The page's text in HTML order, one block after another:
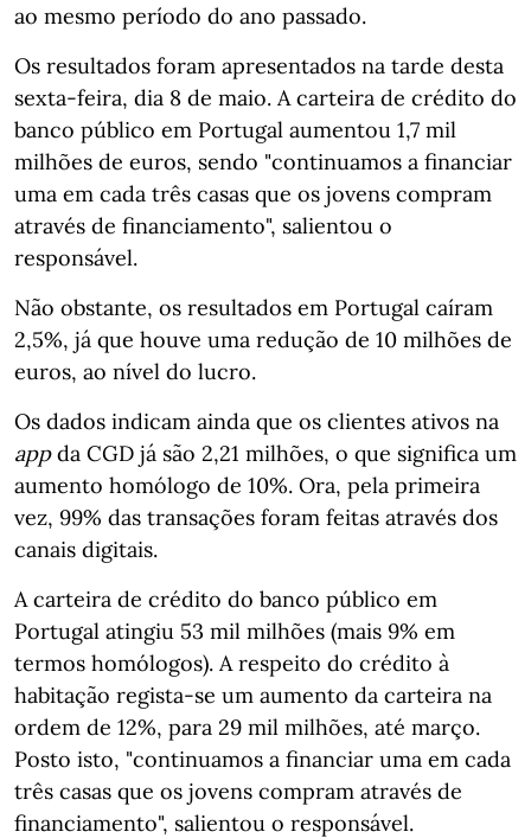
ao mesmo período do ano passado.
Os resultados foram apresentados na tarde desta
sexta-feira, dia 8 de maio. A carteira de crédito do
banco público em Portugal aumentou 1,7 mil
milhões de euros, sendo "continuamos a financiar
uma em cada três casas que os jovens compram
através de financiamento", salientou o
responsável.
Não obstante, os resultados em Portugal caíram
2,5%, já que houve uma redução de 10 milhões de
euros, ao nível do lucro.
Os dados indicam ainda que os clientes ativos na
appda CGD já são 2,21 milhões, o que significa um
aumento homólogo de 10%. Ora, pela primeira
vez, 99% das transações foram feitas através dos
canais digitais.
A carteira de crédito do banco público em
Portugal atingiu 53 mil milhões (mais 9% em
termos homólogos). A respeito do crédito à
habitação regista-se um aumento da carteira na
ordem de 12%, para 29 mil milhões, até março.
Posto isto, "continuamos a financiar uma em cada
três casas que os jovens compram através de
financiamento", salientou o responsável.